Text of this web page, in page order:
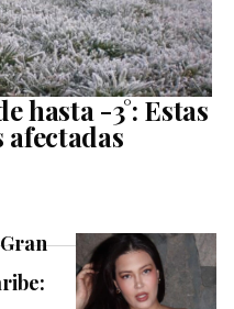
hasta -3°: Estas
afectadas